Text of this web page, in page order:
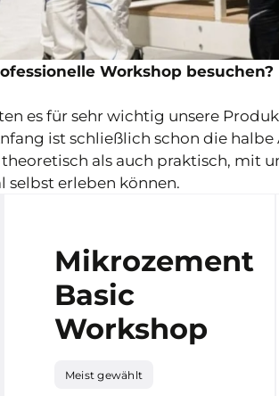
Workshop besuchen?
es für sehr wichtig unsere
ist schließlich schon die
als auch praktisch, mit
selbst erleben können.
Mikrozement
Basic
Workshop
Meist gewählt